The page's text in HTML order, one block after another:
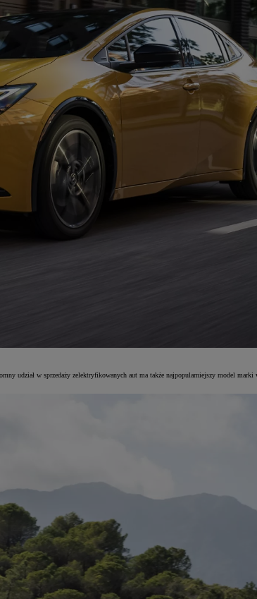
udział w sprzedaży zelektryfikowanych aut ma także najpopularniejszy model